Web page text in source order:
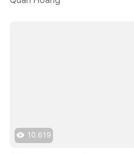
10.619